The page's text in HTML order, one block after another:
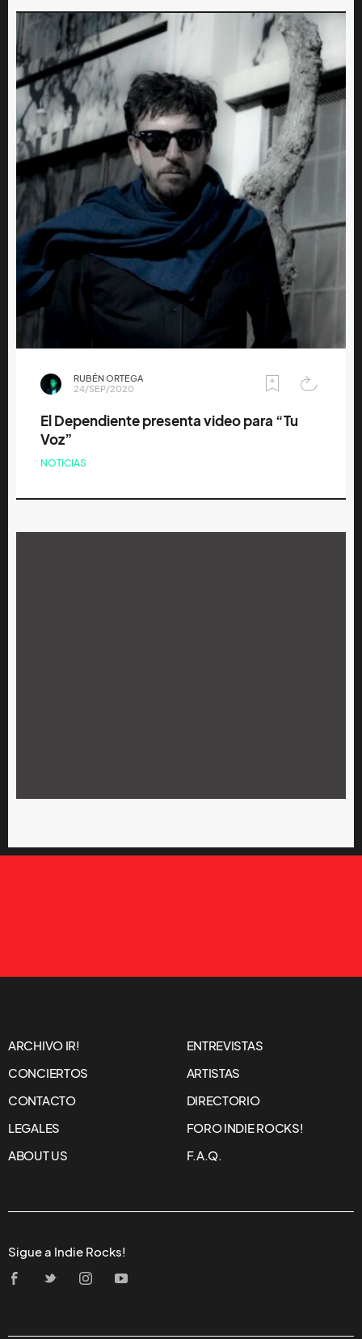
RUBÉN ORTEGA
24/SEP/2020
El Dependiente presenta video para “Tu
Voz”
NOTICIAS
ARCHIVO IR!
ENTREVISTAS
CONCIERTOS
ARTISTAS
CONTACTO
DIRECTORIO
LEGALES
FORO INDIE ROCKS!
ABOUT US
F.A.Q.
Sigue a Indie Rocks!